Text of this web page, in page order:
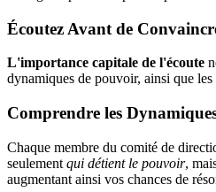
Écoutez Avant de
L'importance capitale de l'écoute
dynamiques de pouvoir, ainsi que
Comprendre les
Chaque membre du comité de
seulement qui détient le pouvoir,
augmentant ainsi vos chances de